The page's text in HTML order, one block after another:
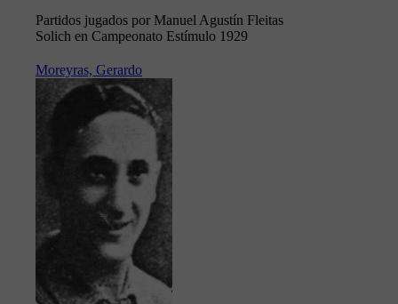
Partidos jugados por Manuel Agustín Fleitas
Solich en Campeonato Estímulo 1929
Moreyras, Gerardo